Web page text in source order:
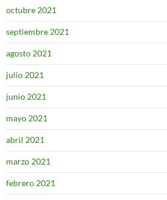
octubre 2021
septiembre 2021
agosto 2021
julio 2021
junio 2021
mayo 2021
abril 2021
marzo 2021
febrero 2021